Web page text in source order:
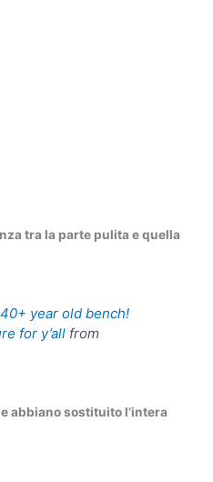
tra la parte pulita e quella
year old bench!
for y’allfrom
abbiano sostituito l’intera